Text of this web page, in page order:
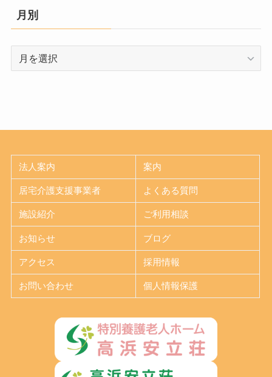
月別
法人案内 案内
居宅介護支援事業者 よくある質問
施設紹介 ご利用相談
お知らせ ブログ
アクセス 採用情報
お問い合わせ 個人情報保護